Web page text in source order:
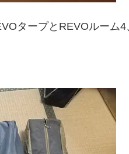
タープとREVOルーム